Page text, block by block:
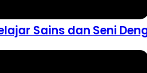
Sains dan Seni